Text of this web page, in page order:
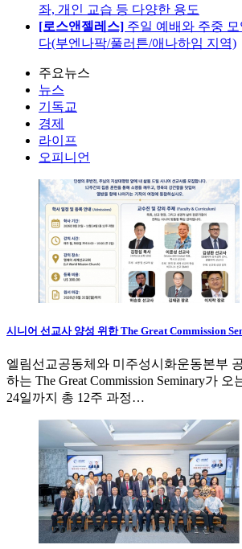
좌, 개인 교습 등 다양한 용도
[로스앤젤레스] 주일 예배와 주중
다(부엔나팍/풀러튼/애나하임 지역)
주요뉴스
뉴스
기독교
경제
라이프
오피니언
시니어 선교사 양성 위한 The Great Commission
엘림선교공동체와 미주성시화운동본부
하는 The Great Commission Seminary가 오
24일까지 총 12주 과정…